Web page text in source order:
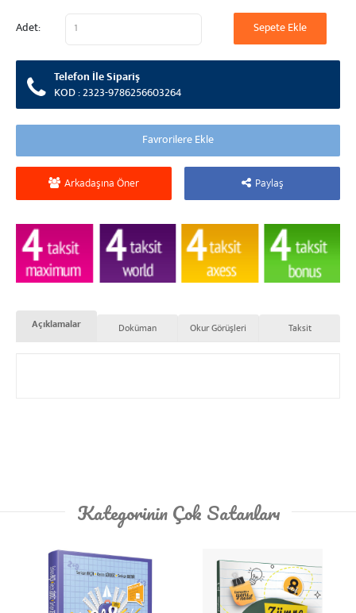
Arkadaşına Öner Paylaş
Telefon İle Sipariş
KOD : 2323-9786256603264
Adet:
Açıklamalar Doküman Okur Görüşleri Taksit
Kategorinin Çok Satanları